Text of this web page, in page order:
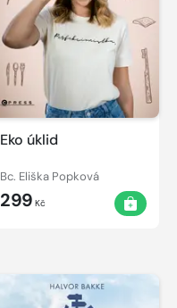
Eko úklid
Bc. Eliška Popková
299 Kč